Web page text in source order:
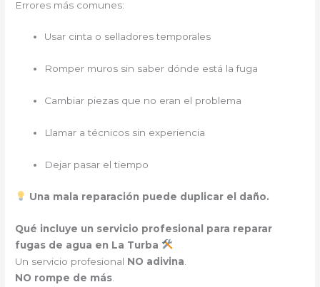
Errores más comunes:
Usar cinta o selladores temporales
Romper muros sin saber dónde está la fuga
Cambiar piezas que no eran el problema
Llamar a técnicos sin experiencia
Dejar pasar el tiempo
Una mala reparación puede duplicar el daño.
Qué incluye un servicio profesional para reparar
fugas de agua en La Turba
Un servicio profesional NO adivina
NO rompe de más